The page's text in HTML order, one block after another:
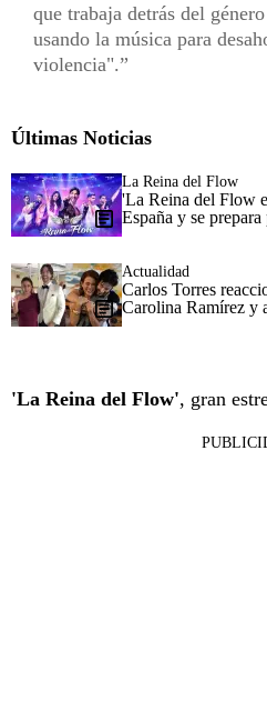
que trabaja detrás del
usando la música para
violencia".
Últimas Noticias
La Reina del Flow
'La Reina del Flow
España y se
Actualidad
Carlos Torres
Carolina Ramírez y
'La Reina del Flow', gran